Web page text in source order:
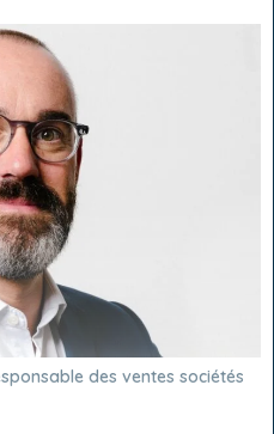
des ventes sociétés